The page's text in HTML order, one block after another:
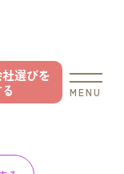
MENU
選びを
建設